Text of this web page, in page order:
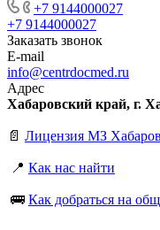
+7 9144000027
+7 9144000027
Заказать звонок
E-mail
info@centrdocmed.ru
Адрес
Хабаровский край, г.
📄 Лицензия МЗ
📍 Как нас найти
🚌 Как добраться на